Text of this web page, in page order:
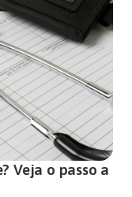
Veja o passo a